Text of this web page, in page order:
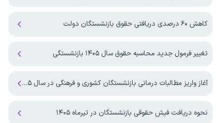
کاهش ۶۰ درصدی دریافتی حقوق بازنشستگان دولت
تغییر فرمول جدید محاسبه حقوق سال ۱۴۰۵ بازنشستگی
آغاز واریز مطالبات درمانی بازنشستگان کشوری و فرهنگی در سال ۱۴۰۵
نحوه دریافت فیش حقوقی بازنشستگان در تیرماه ۱۴۰۵